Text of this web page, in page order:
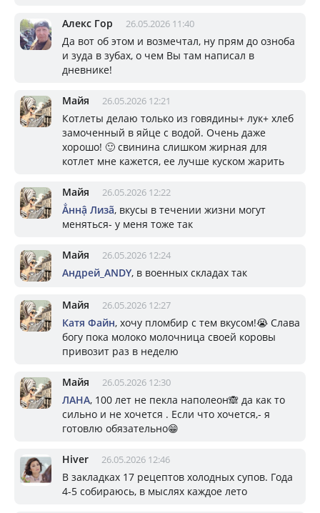
Алекс Гор 26.05.2026 11:40
Да вот об этом и возмечтал, ну прям до озноба
и зуда в зубах, о чем Вы там написал в
дневнике!
Майя 26.05.2026 12:21
Котлеты делаю только из говядины+ лук+ хлеб
замоченный в яйце с водой. Очень даже
хорошо! 🙂 свинина слишком жирная для
котлет мне кажется, ее лучше куском жарить
Майя 26.05.2026 12:22
Ẳннậ Лизã, вкусы в течении жизни могут
меняться- у меня тоже так
Майя 26.05.2026 12:24
Андрей_ANDY, в военных складах так
Майя 26.05.2026 12:27
Катя Файн, хочу пломбир с тем вкусом!😭 Слава
богу пока молоко молочница своей коровы
привозит раз в неделю
Майя 26.05.2026 12:30
ЛАНА, 100 лет не пекла наполеон🙈 да как то
сильно и не хочется . Если что хочется,- я
готовлю обязательно😁
Hiver 26.05.2026 12:46
В закладках 17 рецептов холодных супов. Года
4-5 собираюсь, в мыслях каждое лето